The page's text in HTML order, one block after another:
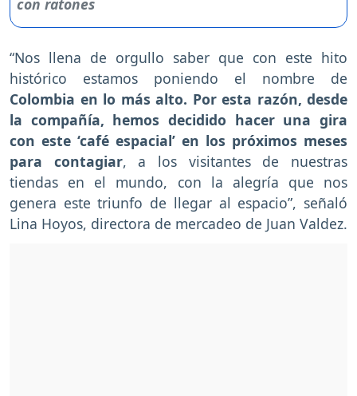
“Nos llena de orgullo saber que con este hito
histórico estamos poniendo el nombre de
Colombia en lo más alto. Por esta razón, desde
la compañía, hemos decidido hacer una gira
con este ‘café espacial’ en los próximos meses
para contagiar, a los visitantes de nuestras
tiendas en el mundo, con la alegría que nos
genera este triunfo de llegar al espacio”, señaló
Lina Hoyos, directora de mercadeo de Juan Valdez.